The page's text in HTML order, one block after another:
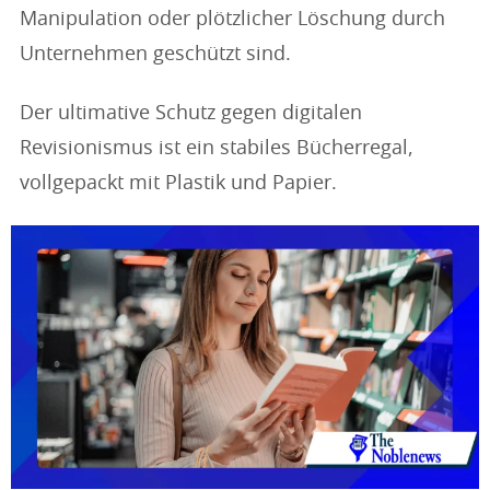
Manipulation oder plötzlicher Löschung durch
Unternehmen geschützt sind.
Der ultimative Schutz gegen digitalen
Revisionismus ist ein stabiles Bücherregal,
vollgepackt mit Plastik und Papier.